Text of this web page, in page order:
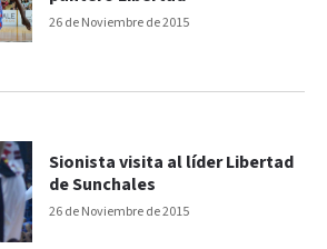
26 de Noviembre de 2015
26 de Noviembre de 2015
Sionista visita al líder Libertad
de Sunchales